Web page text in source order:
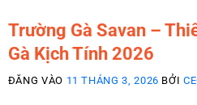
Trường Gà Savan –
Gà Kịch Tính 2026
ĐĂNG VÀO 11 THÁNG 3, 2026 BỞI